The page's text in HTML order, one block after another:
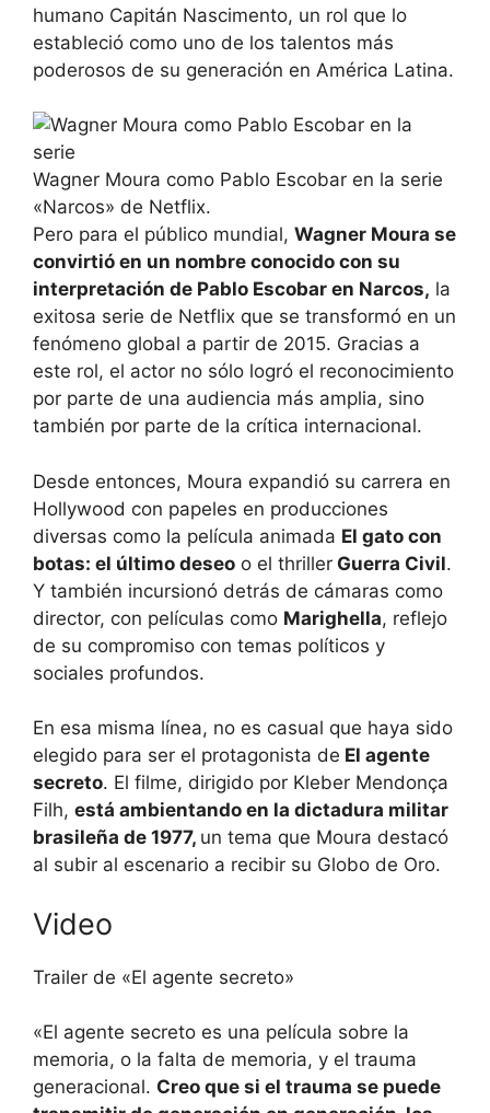
humano Capitán Nascimento, un rol que lo
estableció como uno de los talentos más
poderosos de su generación en América Latina.
Wagner Moura como Pablo Escobar en la serie
«Narcos» de Netflix.
Pero para el público mundial, Wagner Moura se
convirtió en un nombre conocido con su
interpretación de Pablo Escobar en Narcos, la
exitosa serie de Netflix que se transformó en un
fenómeno global a partir de 2015. Gracias a
este rol, el actor no sólo logró el reconocimiento
por parte de una audiencia más amplia, sino
también por parte de la crítica internacional.
Desde entonces, Moura expandió su carrera en
Hollywood con papeles en producciones
diversas como la película animada El gato con
botas: el último deseo o el thriller Guerra Civil.
Y también incursionó detrás de cámaras como
director, con películas como Marighella, reflejo
de su compromiso con temas políticos y
sociales profundos.
En esa misma línea, no es casual que haya sido
elegido para ser el protagonista de El agente
secreto. El filme, dirigido por Kleber Mendonça
Filh, está ambientando en la dictadura militar
brasileña de 1977, un tema que Moura destacó
al subir al escenario a recibir su Globo de Oro.
Video
Trailer de «El agente secreto»
«El agente secreto es una película sobre la
memoria, o la falta de memoria, y el trauma
generacional. Creo que si el trauma se puede